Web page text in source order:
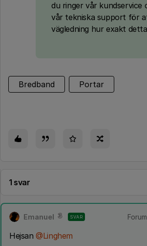
du ringer vår kundservice
vår tekniska support för
vägledning hur exakt
Bredband Portar
1 svar
Emanuel SVAR
Hejsan@Linghem